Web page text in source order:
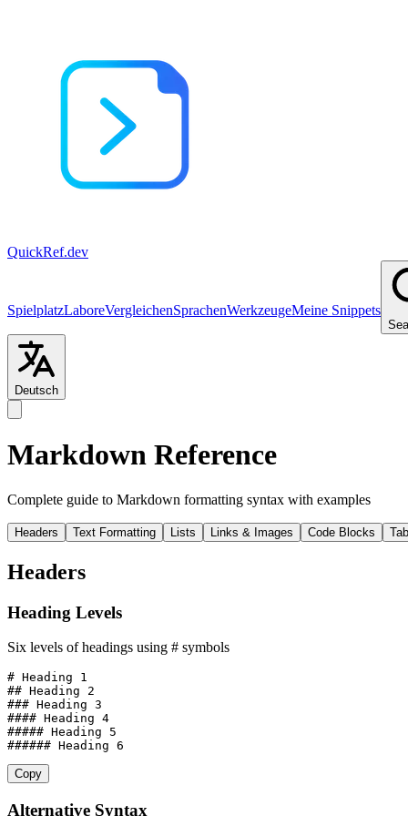
QuickRef.dev
SpielplatzLaboreVergleichenSprachenWerkzeugeMeine Snippets
Deutsch
Markdown Reference
Complete guide to Markdown formatting syntax with examples
Headers Text Formatting Lists Links & Images Code Blocks
Headers
Heading Levels
Six levels of headings using # symbols
# Heading 1
## Heading 2
### Heading 3
#### Heading 4
##### Heading 5
###### Heading 6
Copy
Alternative Syntax